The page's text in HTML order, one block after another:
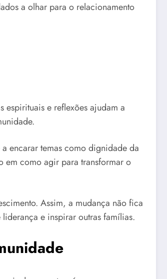
a olhar para o relacionamento
espirituais e reflexões ajudam a
encarar temas como dignidade da
em como agir para transformar o
Assim, a mudança não fica
e inspirar outras famílias.